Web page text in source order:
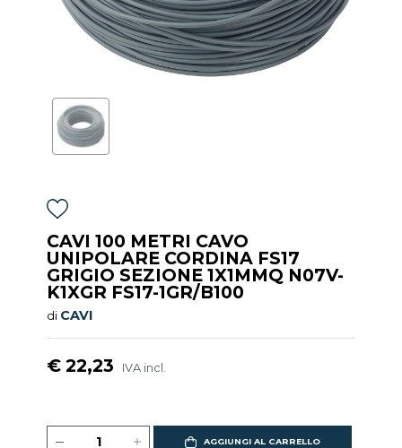
CAVI 100 METRI CAVO
UNIPOLARE CORDINA FS17
GRIGIO SEZIONE 1X1MMQ N07V-
K1XGR FS17-1GR/B100
di CAVI
€ 22,23 IVA incl.
AGGIUNGI AL CARRELLO